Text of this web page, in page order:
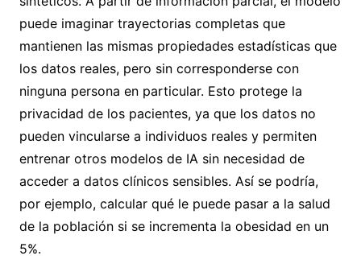
puede imaginar trayectorias completas que
mantienen las mismas propiedades estadísticas que
los datos reales, pero sin corresponderse con
ninguna persona en particular. Esto protege la
privacidad de los pacientes, ya que los datos no
pueden vincularse a individuos reales y permiten
entrenar otros modelos de IA sin necesidad de
acceder a datos clínicos sensibles. Así se podría,
por ejemplo, calcular qué le puede pasar a la salud
de la población si se incrementa la obesidad en un
5%.